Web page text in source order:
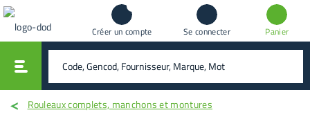
Créer un compte Se connecter Panier
rechercher
Rouleaux complets, manchons et montures